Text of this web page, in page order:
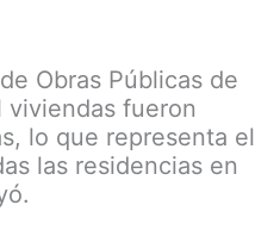
Obras Públicas de
viviendas fueron
lo que representa el
las residencias en